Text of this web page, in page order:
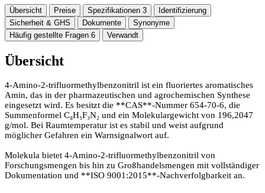
Übersicht Preise Spezifikationen 3
Identifizierung
Sicherheit & GHS
Dokumente
Synonyme
Häufig gestellte Fragen 6 Verwandt
Übersicht
4-Amino-2-trifluormethylbenzonitril ist ein fluoriertes aromatisches
Amin, das in der pharmazeutischen und agrochemischen Synthese
eingesetzt wird. Es besitzt die **CAS**-Nummer 654-70-6, die
Summenformel C₈H₅F₃N₂ und ein Molekulargewicht von 196,2047
g/mol. Bei Raumtemperatur ist es stabil und weist aufgrund
möglicher Gefahren ein Warnsignalwort auf.
Molekula bietet 4-Amino-2-trifluormethylbenzonitril von
Forschungsmengen bis hin zu Großhandelsmengen mit vollständiger
Dokumentation und **ISO 9001:2015**-Nachverfolgbarkeit an.